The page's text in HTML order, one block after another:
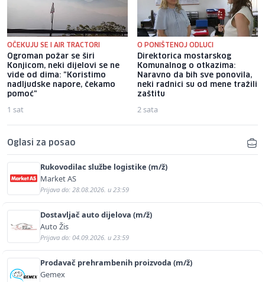
OČEKUJU SE I AIR TRACTORI
Ogroman požar se širi
Konjicom, neki dijelovi se ne
vide od dima: "Koristimo
nadljudske napore, čekamo
pomoć"
1 sat
O PONIŠTENOJ ODLUCI
Direktorica mostarskog
Komunalnog o otkazima:
Naravno da bih sve ponovila,
neki radnici su od mene tražili
zaštitu
2 sata
Oglasi za posao
Rukovodilac službe logistike (m/ž)
Market AS
Prijava do: 28.08.2026. u 23:59
Dostavljač auto dijelova (m/ž)
Auto Žis
Prijava do: 04.09.2026. u 23:59
Prodavač prehrambenih proizvoda (m/ž)
Gemex